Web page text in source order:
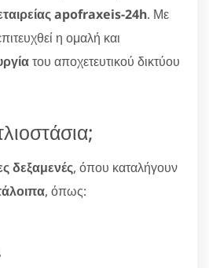
apofraxeis-24h. Με
η ομαλή και
του αποχετευτικού δικτύου
δεξαμενές, όπου καταλήγουν
, όπως: